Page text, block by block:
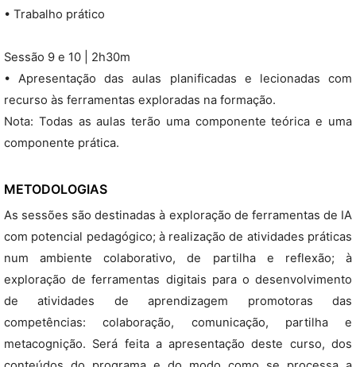
• Trabalho prático
Sessão 9 e 10 | 2h30m
• Apresentação das aulas planificadas e lecionadas com
recurso às ferramentas exploradas na formação.
Nota: Todas as aulas terão uma componente teórica e uma
componente prática.
METODOLOGIAS
As sessões são destinadas à exploração de ferramentas de IA
com potencial pedagógico; à realização de atividades práticas
num ambiente colaborativo, de partilha e reflexão; à
exploração de ferramentas digitais para o desenvolvimento
de atividades de aprendizagem promotoras das
competências: colaboração, comunicação, partilha e
metacognição. Será feita a apresentação deste curso, dos